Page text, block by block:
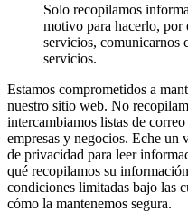
Solo recopilamos
motivo para hacerlo, por
servicios, comunicarnos
servicios.
Estamos comprometidos a
nuestro sitio web. No
intercambiamos listas de
empresas y negocios. Eche un
de privacidad para leer
qué recopilamos su
condiciones limitadas bajo las
cómo la mantenemos segura.